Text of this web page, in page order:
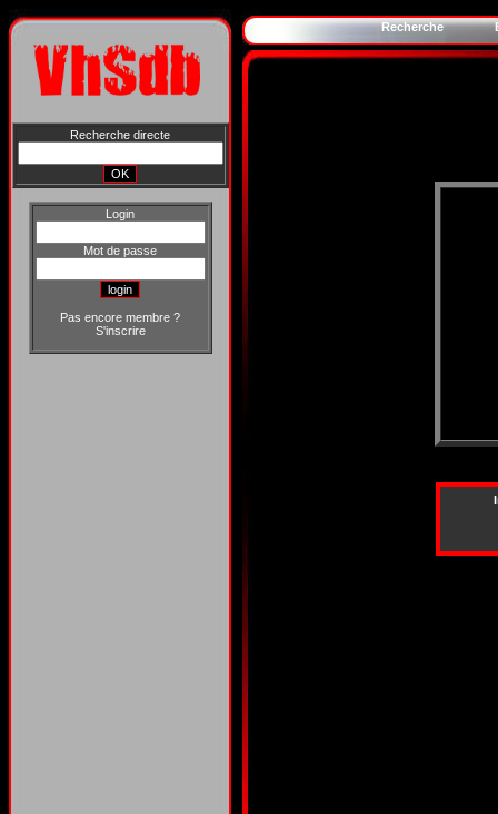
Recherche directe
Login
Mot de passe
Pas encore membre ?
S'inscrire
Recherche